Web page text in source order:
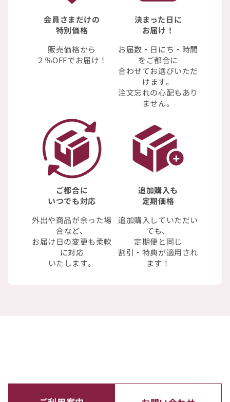
会員さまだけの
特別価格
販売価格から
２％OFFでお届け！
決まった日に
お届け！
お届数・日にち・時間
をご都合に
合わせてお選びいただ
けます。
注文忘れの心配もあり
ません。
ご都合に
いつでも対応
外出や商品が余った場
合など、
お届け日の変更も柔軟
に対応
いたします。
追加購入も
定期価格
追加購入していただい
ても、
定期便と同じ
割引・特典が適用され
ます！